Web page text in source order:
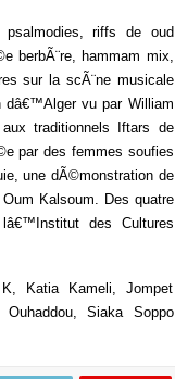
psalmodies, riffs de oud
berbÃ¨re, hammam mix,
sur la scÃ¨ne musicale
dâ€™Alger vu par William
traditionnels Iftars de
par des femmes soufies
une dÃ©monstration de
Kalsoum. Des quatre
des Cultures
Katia Kameli, Jompet
Siaka Soppo